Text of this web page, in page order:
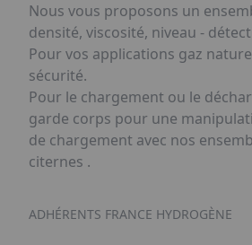
Nous vous proposons un
densité, viscosité, niveau -
Pour vos applications gaz
sécurité.
Pour le chargement ou le
garde corps pour une
de chargement avec nos
citernes .
ADHÉRENTS FRANCE HYDROGÈNE